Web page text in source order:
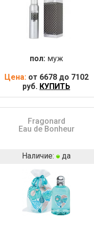
пол: муж
Цена: от 6678 до 7102
руб. КУПИТЬ
Fragonard
Eau de Bonheur
Наличие: да